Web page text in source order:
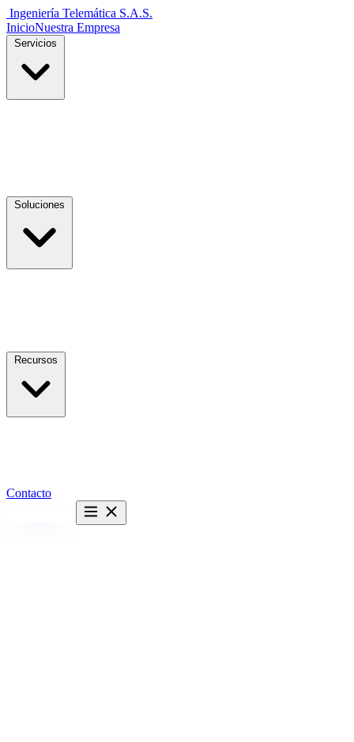
Ingeniería Telemática S.A.S.
InicioNuestra Empresa
Contacto